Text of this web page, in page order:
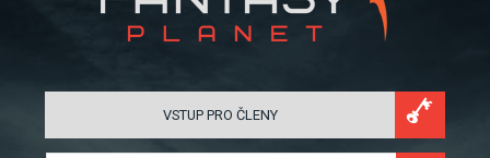
VSTUP PRO ČLENY